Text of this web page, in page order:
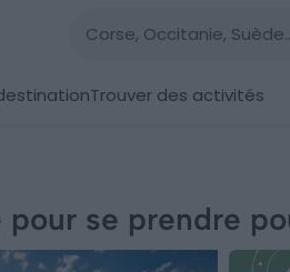
Trouver des activités
se prendre